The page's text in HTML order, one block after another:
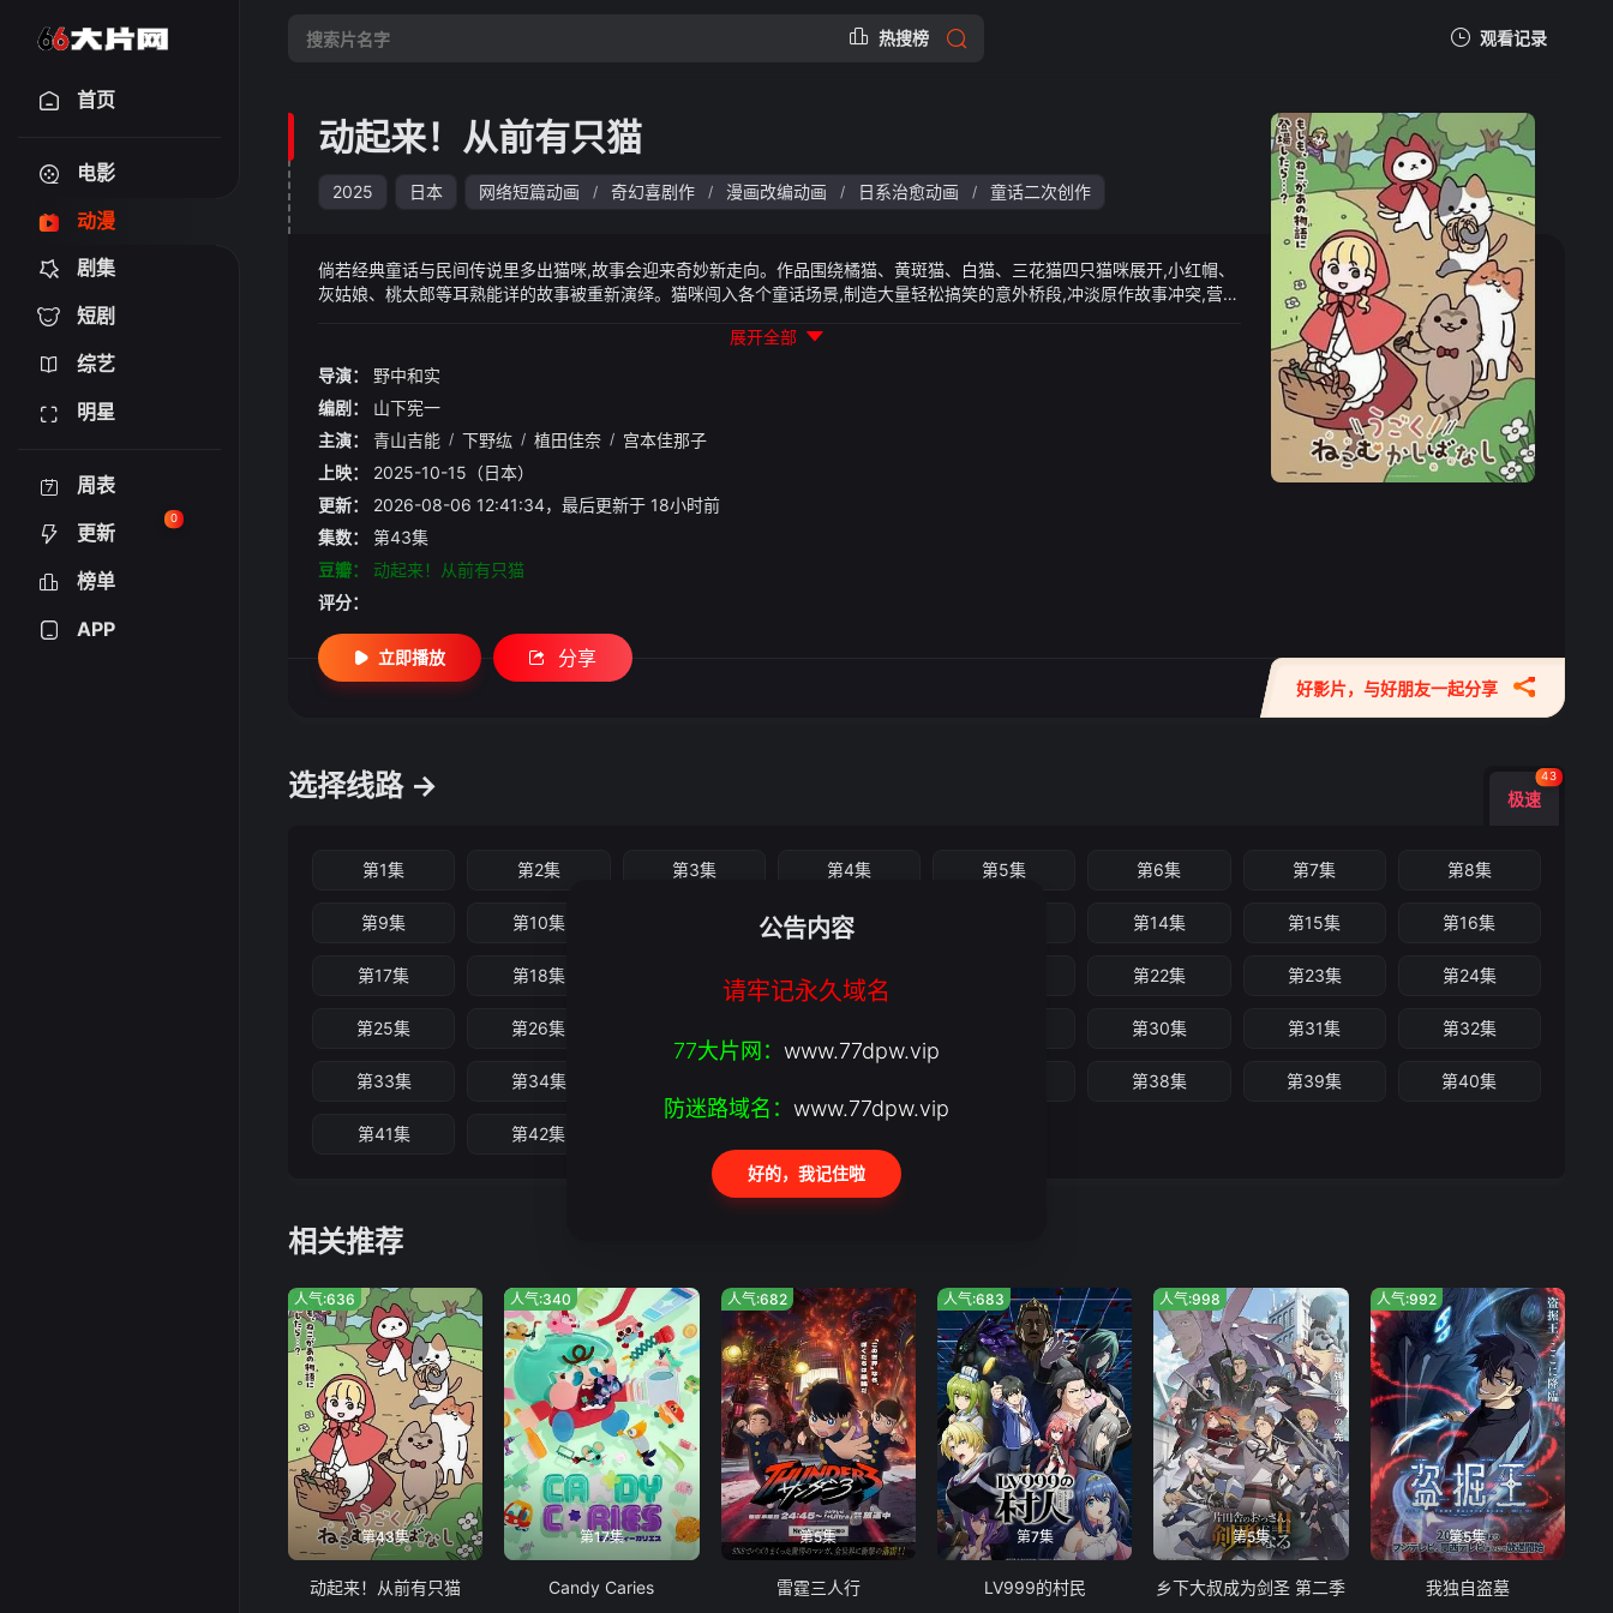
热搜榜 观看记录
暂无观看影片的记录
首页
电影
动漫
剧集
短剧
综艺
明星
周表
更新
0
榜单
APP
动起来！从前有只猫
2025 日本 网络短篇动画 / 奇幻喜剧作 / 漫画改编动画 / 日系治愈动画 / 童话二次创作
倘若经典童话与民间传说里多出猫咪,故事会迎来奇妙新走向。作品围绕橘猫、黄斑猫、白猫、三花猫四只猫咪展开,小红帽、
灰姑娘、桃太郎等耳熟能详的故事被重新演绎。猫咪闯入各个童话场景,制造大量轻松搞笑的意外桥段,冲淡原作故事冲突,营造
展开全部
导演：
野中和实
编剧：
山下宪一
主演：
青山吉能 / 下野纮 / 植田佳奈 / 宫本佳那子
上映：
2025-10-15（日本）
更新：
2026-08-06 12:41:34，最后更新于 18小时前
集数：
第43集
豆瓣：
动起来！从前有只猫
评分：
好影片，与好朋友一起分享
立即播放 分享
选择线路 → 极速
43
第1集 第2集 第3集 第4集 第5集 第6集 第7集 第8集
第9集 第10集 第12集 第14集 第15集 第16集
第17集 第18集 第20集 第22集 第23集 第24集
第25集 第26集 第30集 第31集 第32集
第33集 第34集 第38集 第39集 第40集
第41集 第42集
相关推荐
第43集
人气:636
动起来！从前有只猫
第17集
人气:340
Candy Caries
第5集
人气:682
雷霆三人行
第7集
人气:683
LV999的村民
第5集
人气:998
乡下大叔成为剑圣 第二季
第5集
人气:992
我独自盗墓
公告内容
请牢记永久域名
77大片网： www.77dpw.vip
防迷路域名： www.77dpw.vip
好的，我记住啦